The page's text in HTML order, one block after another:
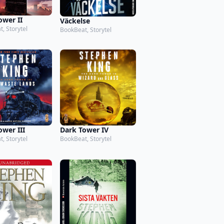
II
Storytel
Väckelse
BookBeat, Storytel
III
Storytel
Dark Tower IV
BookBeat, Storytel